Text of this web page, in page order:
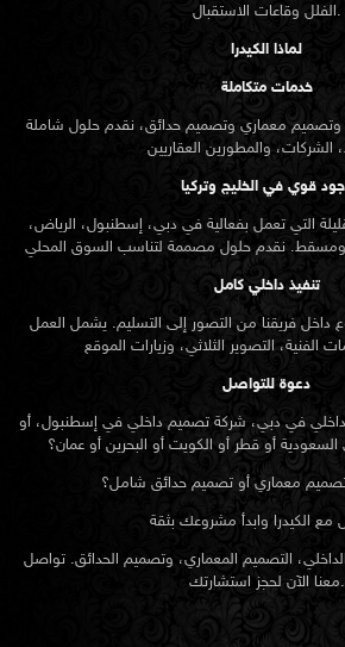
الفلل وقاعات الاستقبال.
لماذا الكيدرا
خدمات متكاملة
وتصميم معماري وتصميم حدائق، نقدم حلول شاملة
قوي في الخليج وتركيا
التي تعمل بفعالية في دبي، إسطنبول، الرياض،
تنفيذ داخلي كامل
داخل فريقنا من التصور إلى التسليم. يشمل العمل
دعوة للتواصل
في دبي، شركة تصميم داخلي في إسطنبول، أو
أو قطر أو الكويت أو البحرين أو عمان؟
معماري أو تصميم حدائق شامل؟
معنا الآن لحجز استشارتك.